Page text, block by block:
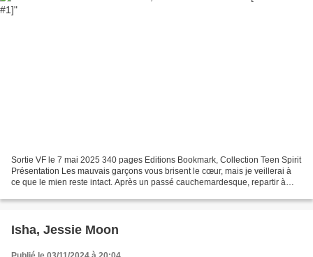
Sortie VF le 7 mai 2025 340 pages Editions Bookmark, Collection Teen Spirit
Présentation Les mauvais garçons vous brisent le cœur, mais je veillerai à
ce que le mien reste intact. Après un passé cauchemardesque, repartir à
Isha, Jessie Moon